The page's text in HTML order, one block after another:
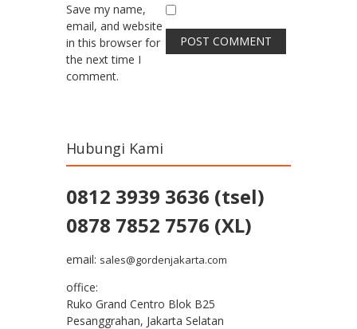
Save my name,
email, and website
in this browser for
the next time I
comment.
Hubungi Kami
0812 3939 3636 (tsel)
0878 7852 7576 (XL)
email: sales@gordenjakarta.com
office:
Ruko Grand Centro Blok B25
Pesanggrahan, Jakarta Selatan